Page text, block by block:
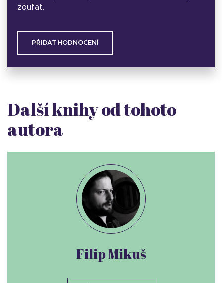
zoufat.
PŘIDAT HODNOCENÍ
Další knihy od tohoto
autora
Filip Mikuš